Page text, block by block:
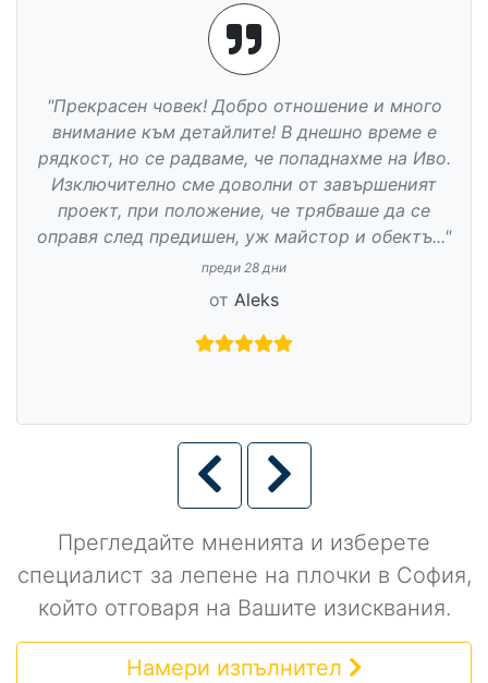
"Прекрасен човек! Добро отношение и много
внимание към детайлите! В днешно време е
рядкост, но се радваме, че попаднахме на Иво.
Изключително сме доволни от завършеният
проект, при положение, че трябваше да се
оправя след предишен, уж майстор и обектъ..."
преди 28 дни
от Aleks
Прегледайте мненията и изберете
специалист за лепене на плочки в София,
който отговаря на Вашите изисквания.
Намери изпълнител